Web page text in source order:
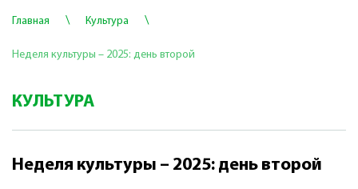
Главная \ Культура \
Неделя культуры – 2025: день второй
КУЛЬТУРА
Неделя культуры – 2025: день второй